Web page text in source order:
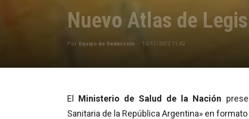
Nuevo Atlas de
Por Equipo de Redacción - 15/11/2012 11:42
El Ministerio de Salud de la Nación
Sanitaria de la República Argentina» en